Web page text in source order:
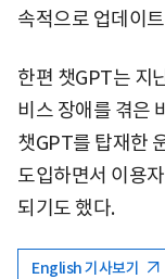
속적으로 업데이
한편 챗GPT는 지
비스 장애를 겪은
챗GPT를 탑재한
도입하면서 이용
되기도 했다.
English 기사보기